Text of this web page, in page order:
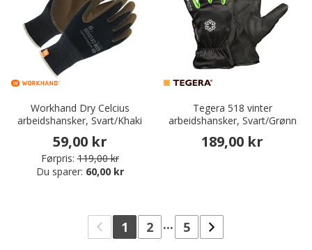
Workhand Dry Celcius
arbeidshansker, Svart/Khaki
59,00 kr
Førpris: 119,00 kr
Du sparer: 60,00 kr
Tegera 518 vinter
arbeidshansker, Svart/Grønn
189,00 kr
1 2 ... 5